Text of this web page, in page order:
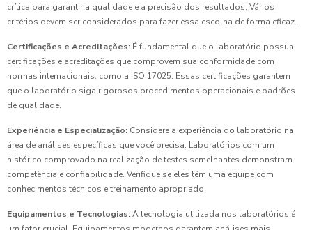
crítica para garantir a qualidade e a precisão dos resultados. Vários
critérios devem ser considerados para fazer essa escolha de forma eficaz.
Certificações e Acreditações: É fundamental que o laboratório possua
certificações e acreditações que comprovem sua conformidade com
normas internacionais, como a ISO 17025. Essas certificações garantem
que o laboratório siga rigorosos procedimentos operacionais e padrões
de qualidade.
Experiência e Especialização: Considere a experiência do laboratório na
área de análises específicas que você precisa. Laboratórios com um
histórico comprovado na realização de testes semelhantes demonstram
competência e confiabilidade. Verifique se eles têm uma equipe com
conhecimentos técnicos e treinamento apropriado.
Equipamentos e Tecnologias:A tecnologia utilizada nos laboratórios é